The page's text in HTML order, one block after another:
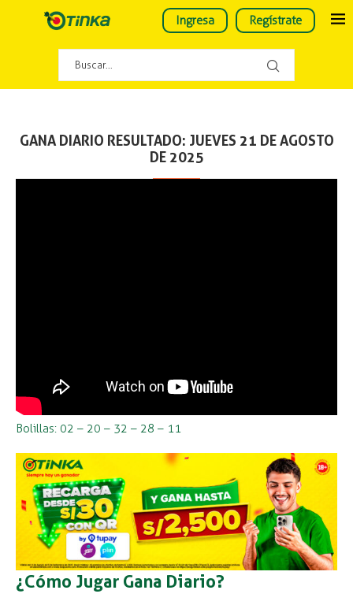
Ingresa Regístrate
GANA DIARIO RESULTADO: JUEVES 21 DE AGOSTO
DE 2025
Bolillas: 02 – 20 – 32 – 28 – 11
¿Cómo Jugar Gana Diario?